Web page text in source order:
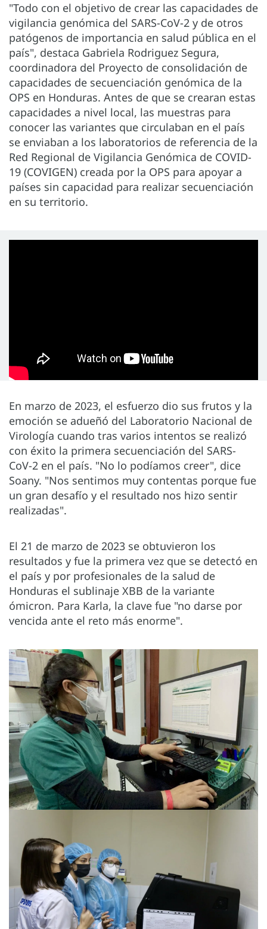
"Todo con el objetivo de crear las capacidades de
vigilancia genómica del SARS-CoV-2 y de otros
patógenos de importancia en salud pública en el
país", destaca Gabriela Rodriguez Segura,
coordinadora del Proyecto de consolidación de
capacidades de secuenciación genómica de la
OPS en Honduras. Antes de que se crearan estas
capacidades a nivel local, las muestras para
conocer las variantes que circulaban en el país
se enviaban a los laboratorios de referencia de la
Red Regional de Vigilancia Genómica de COVID-
19 (COVIGEN) creada por la OPS para apoyar a
países sin capacidad para realizar secuenciación
en su territorio.
En marzo de 2023, el esfuerzo dio sus frutos y la
emoción se adueñó del Laboratorio Nacional de
Virología cuando tras varios intentos se realizó
con éxito la primera secuenciación del SARS-
CoV-2 en el país. "No lo podíamos creer", dice
Soany. "Nos sentimos muy contentas porque fue
un gran desafío y el resultado nos hizo sentir
realizadas".
El 21 de marzo de 2023 se obtuvieron los
resultados y fue la primera vez que se detectó en
el país y por profesionales de la salud de
Honduras el sublinaje XBB de la variante
ómicron. Para Karla, la clave fue "no darse por
vencida ante el reto más enorme".